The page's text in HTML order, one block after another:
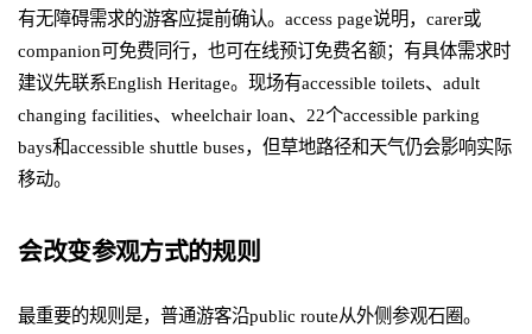
有无障碍需求的游客应提前确认。access page说明，carer或
companion可免费同行，也可在线预订免费名额；有具体需求时
建议先联系English Heritage。现场有accessible toilets、adult
changing facilities、wheelchair loan、22个accessible parking
bays和accessible shuttle buses，但草地路径和天气仍会影响实际
移动。
会改变参观方式的规则
最重要的规则是，普通游客沿public route从外侧参观石圈。